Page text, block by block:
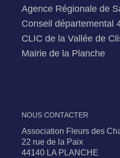
Agence Régionale de
Conseil départemental
CLIC de la Vallée de
Mairie de la Planche
NOUS CONTACTER
Association Fleurs des
22 rue de la Paix
44140 LA PLANCHE